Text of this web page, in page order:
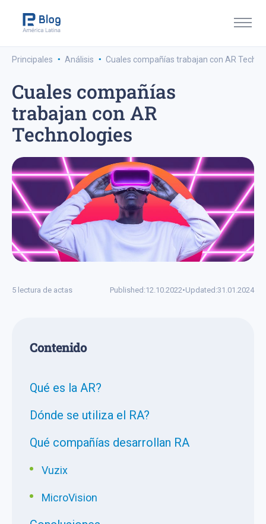
Principales · Análisis · Cuales compañías trabajan con AR
Cuales compañías
trabajan con AR
Technologies
5 lectura de actas Published:12.10.2022•Updated:31.01.2024
Сontenido
Qué es la AR?
Dónde se utiliza el RA?
Qué compañías desarrollan RA
Vuzix
MicroVision